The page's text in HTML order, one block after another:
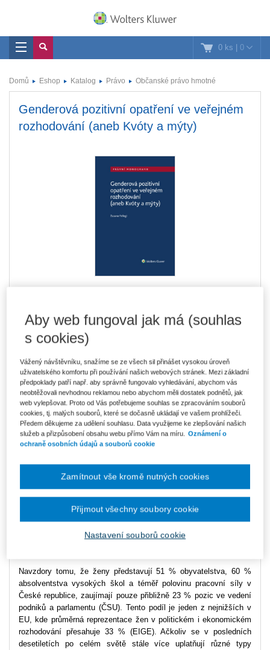
0 ks | 0
Domů Eshop Katalog Právo Občanské právo hmotné
Genderová pozitivní opatření ve veřejném
rozhodování (aneb Kvóty a mýty)
Kvoty_a_myty_UKAZKA
Kvoty_a_myty_AUTORKA
CELA_KNIHA_ZDARMA_KE_STAZENI_KVOTY_A_MYTY
Vydavatel Wolters Kluwer
Autor Zuzana Fellegi
Datum vydání 4/2024
Typ produktu E-kniha
Smarteca
978-80-7676-294-7
Navzdory tomu, že ženy představují 51 % obyvatelstva, 60 %
absolventstva vysokých škol a téměř polovinu pracovní síly v
České republice, zaujímají pouze přibližně 23 % pozic ve vedení
podniků a parlamentu (ČSU). Tento podíl je jeden z nejnižších v
EU, kde průměrná reprezentace žen v politickém i ekonomickém
rozhodování přesahuje 33 % (EIGE). Ačkoliv se v posledních
desetiletích po celém světě stále více uplatňují různé typy
Aby web fungoval jak má (souhlas
s cookies)
Vážený návštěvníku, snažíme se ze všech sil přinášet vysokou úroveň
uživatelského komfortu při používání našich webových stránek. Mezi základní
předpoklady patří např. aby správně fungovalo vyhledávání, abychom vás
neobtěžovali nevhodnou reklamou nebo abychom měli dostatek podnětů, jak
web vylepšovat. Proto od Vás potřebujeme souhlas se zpracováním souborů
cookies, tj. malých souborů, které se dočasně ukládají ve vašem prohlížeči.
Předem děkujeme za udělení souhlasu. Data využijeme ke zlepšování našich
služeb a přizpůsobení obsahu webu přímo Vám na míru.
Oznámení o
ochraně osobních údajů a souborů cookie
Nastavení souborů cookie
Zamítnout vše kromě nutných cookies
Přijmout všechny soubory cookie